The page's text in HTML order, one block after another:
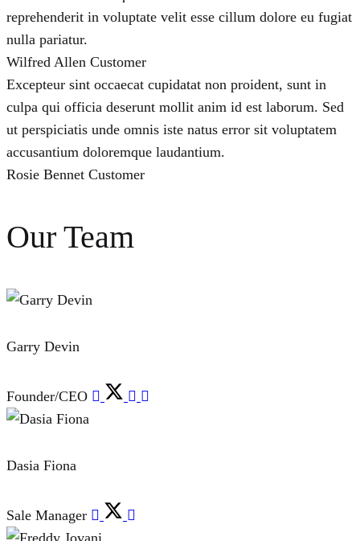
reprehenderit in voluptate velit esse cillum dolore eu fugiat
nulla pariatur.
Wilfred Allen Customer
Excepteur sint occaecat cupidatat non proident, sunt in
culpa qui officia deserunt mollit anim id est laborum. Sed
ut perspiciatis unde omnis iste natus error sit voluptatem
accusantium doloremque laudantium.
Rosie Bennet Customer
Our Team
Garry Devin
Founder/CEO
Dasia Fiona
Sale Manager